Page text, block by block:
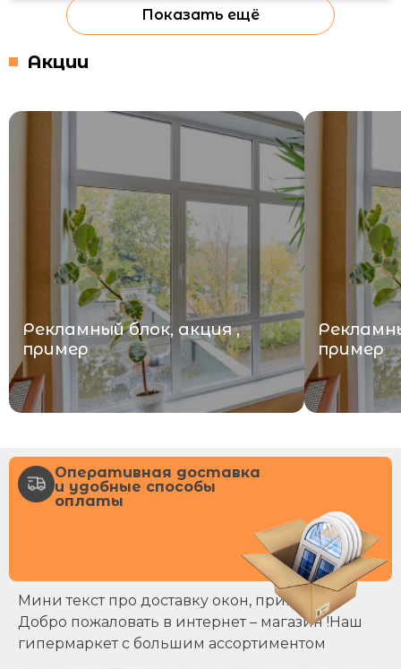
Показать ещё
Акции
Рекламный блок, акция ,
пример
пример
Оперативная доставка
и удобные способы
оплаты
Мини текст про доставку окон, примерно
Добро пожаловать в интернет – магазин !Наш
гипермаркет с большим ассортиментом